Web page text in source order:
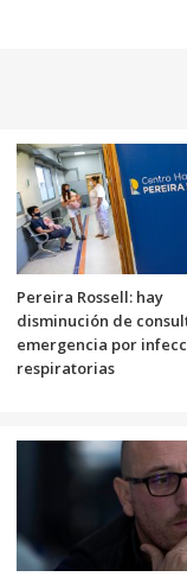
Pereira Rossell: hay
disminución de
emergencia por
respiratorias